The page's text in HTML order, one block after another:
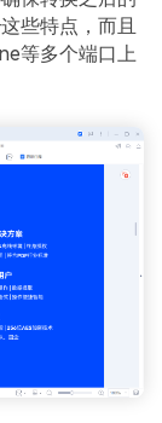
些特点，而且
等多个端口上